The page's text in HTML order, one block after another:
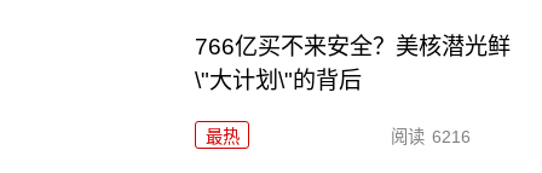
766亿买不来安全？美核潜光鲜
\"大计划\"的背后
最热 阅读 6216